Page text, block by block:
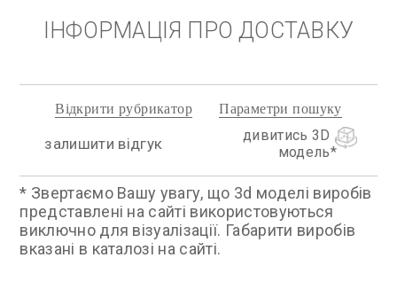
ІНФОРМАЦІЯ ПРО ДОСТАВКУ
залишити відгук
дивитись 3D
модель
Відкрити рубрикатор Параметри пошуку
* Звертаємо Вашу увагу, що 3d моделі виробів
представлені на сайті використовуються
виключно для візуалізації. Габарити виробів
вказані в каталозі на сайті.